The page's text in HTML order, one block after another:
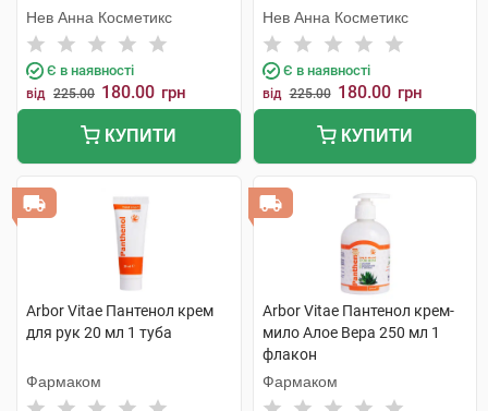
Нев Анна Косметикс
Є в наявності
від 225.00 180.00 грн
КУПИТИ
Нев Анна Косметикс
Є в наявності
від 225.00 180.00 грн
КУПИТИ
Arbor Vitae Пантенол крем
для рук 20 мл 1 туба
Фармаком
Arbor Vitae Пантенол крем-
мило Алое Вера 250 мл 1
флакон
Фармаком